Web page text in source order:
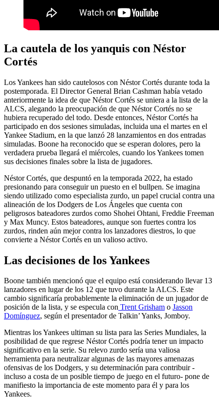
La cautela de los yanquis con Néstor
Cortés
Los Yankees han sido cautelosos con Néstor Cortés durante toda la
postemporada. El Director General Brian Cashman había vetado
anteriormente la idea de que Néstor Cortés se uniera a la lista de la
ALCS, alegando la preocupación de que Néstor Cortés no se
hubiera recuperado del todo. Desde entonces, Néstor Cortés ha
participado en dos sesiones simuladas, incluida una el martes en el
Yankee Stadium, en la que lanzó 28 lanzamientos en dos entradas
simuladas. Boone ha reconocido que se esperan dolores, pero la
verdadera prueba llegará el miércoles, cuando los Yankees tomen
sus decisiones finales sobre la lista de jugadores.
Néstor Cortés, que despuntó en la temporada 2022, ha estado
presionando para conseguir un puesto en el bullpen. Se imagina
siendo utilizado como especialista zurdo, un papel crucial contra una
alineación de los Dodgers de Los Ángeles que cuenta con
peligrosos bateadores zurdos como Shohei Ohtani, Freddie Freeman
y Max Muncy. Estos bateadores, aunque son fuertes contra los
zurdos, rinden aún mejor contra los lanzadores diestros, lo que
convierte a Néstor Cortés en un valioso activo.
Las decisiones de los Yankees
Boone también mencionó que el equipo está considerando llevar 13
lanzadores en lugar de los 12 que tuvo durante la ALCS. Este
cambio significaría probablemente la eliminación de un jugador de
posición de la lista, y se especula con Trent Grisham o Jasson
Domínguez, según el presentador de Talkin’ Yanks, Jomboy.
Mientras los Yankees ultiman su lista para las Series Mundiales, la
posibilidad de que regrese Néstor Cortés podría tener un impacto
significativo en la serie. Su relevo zurdo sería una valiosa
herramienta para neutralizar algunas de las mayores amenazas
ofensivas de los Dodgers, y su determinación para contribuir -
incluso a costa de un posible tiempo de juego en el futuro- pone de
manifiesto la importancia de este momento para él y para los
Yankees.